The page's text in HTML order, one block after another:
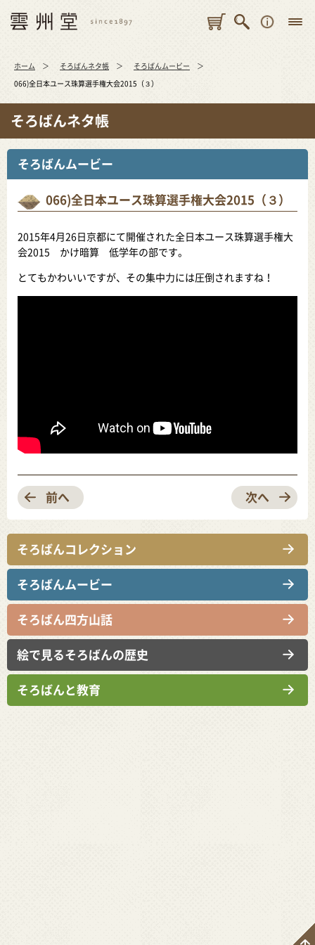
ホーム そろばんネタ帳 そろばんムービー
066)全日本ユース珠算選手権大会2015（３）
そろばんネタ帳
そろばんムービー
066)全日本ユース珠算選手権大会2015（３）
2015年4月26日京都にて開催された全日本ユース珠算選手権大
会2015 かけ暗算 低学年の部です。
とてもかわいいですが、その集中力には圧倒されますね！
前へ 次へ
そろばんコレクション
そろばんムービー
そろばん四方山話
絵で見るそろばんの歴史
そろばんと教育